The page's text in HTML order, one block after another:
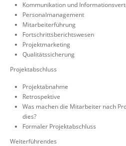
Kommunikation und
Personalmanagement
Mitarbeiterführung
Fortschrittsberichtswesen
Projektmarketing
Qualitätssicherung
Projektabschluss
Projektabnahme
Retrospektive
Was machen die Mitarbeiter nach
dies?
Formaler Projektabschluss
Weiterführendes